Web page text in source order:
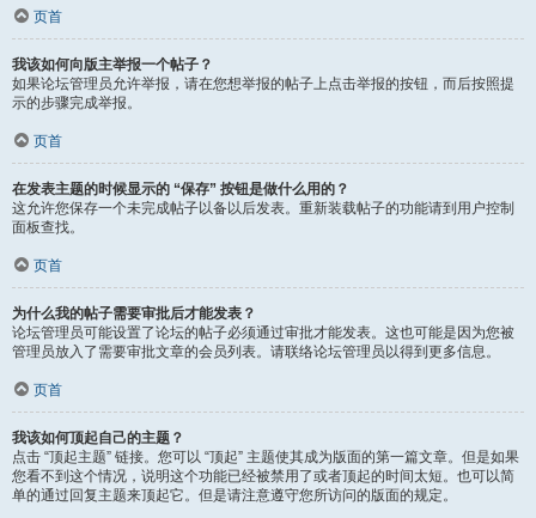
页首
我该如何向版主举报一个帖子？
如果论坛管理员允许举报，请在您想举报的帖子上点击举报的按钮，而后按照提
示的步骤完成举报。
页首
在发表主题的时候显示的 “保存” 按钮是做什么用的？
这允许您保存一个未完成帖子以备以后发表。重新装载帖子的功能请到用户控制
面板查找。
页首
为什么我的帖子需要审批后才能发表？
论坛管理员可能设置了论坛的帖子必须通过审批才能发表。这也可能是因为您被
管理员放入了需要审批文章的会员列表。请联络论坛管理员以得到更多信息。
页首
我该如何顶起自己的主题？
点击 “顶起主题” 链接。您可以 “顶起” 主题使其成为版面的第一篇文章。但是如果
您看不到这个情况，说明这个功能已经被禁用了或者顶起的时间太短。也可以简
单的通过回复主题来顶起它。但是请注意遵守您所访问的版面的规定。